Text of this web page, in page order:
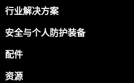
行业解决方案
安全与个人防护装备
配件
资源